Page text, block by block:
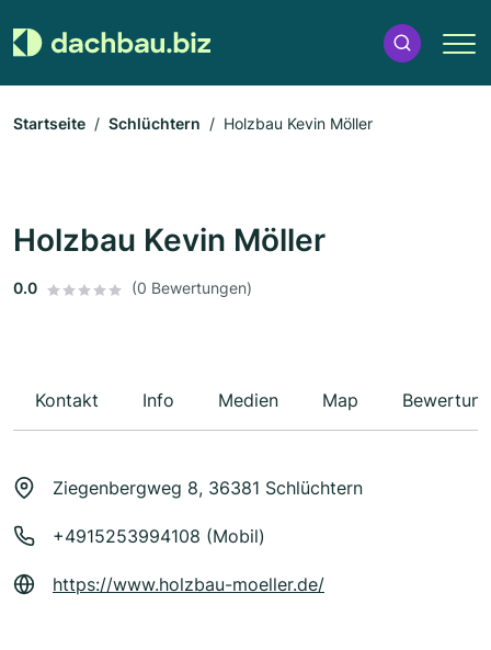
Startseite Schlüchtern Holzbau Kevin Möller
Holzbau Kevin Möller
0.0 (0 Bewertungen)
Kontakt Info Medien Map
Ziegenbergweg 8, 36381 Schlüchtern
+4915253994108 (Mobil)
https://www.holzbau-moeller.de/